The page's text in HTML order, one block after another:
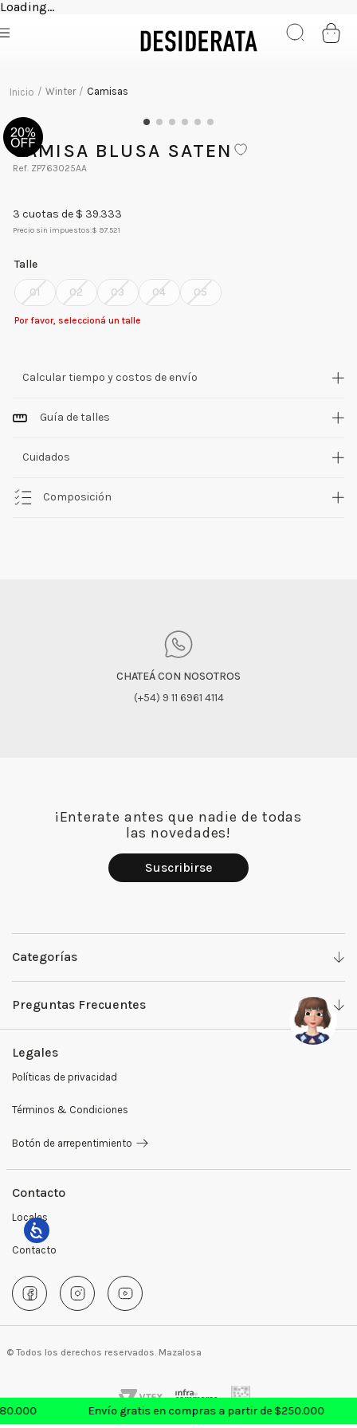
Loading...
Envío gratis en compras a partir de $250.000
Winter Camisas
CAMISA BLUSA SATEN
ZP763025AA
3 cuotas de $ 39.333
Precio sin impuestos:$ 97.521
Talle
01 02 03 04 05
Por favor, seleccioná un talle
Calcular tiempo y costos de envío
Guía de talles
Cuidados
Composición
CHATEÁ CON NOSOTROS
(+54) 9 11 6961 4114
¡Enterate antes que nadie de todas
las novedades!
Suscribirse
Categorías
Pantalones
Sweaters y buzos
Remeras
Camperas
Abrigos
Giftcards
Preguntas Frecuentes
Cambios y Devoluciones
Legales
Políticas de privacidad
Términos & Condiciones
Botón de arrepentimiento
Contacto
Locales
Contacto
© Todos los derechos reservados. Mazalosa